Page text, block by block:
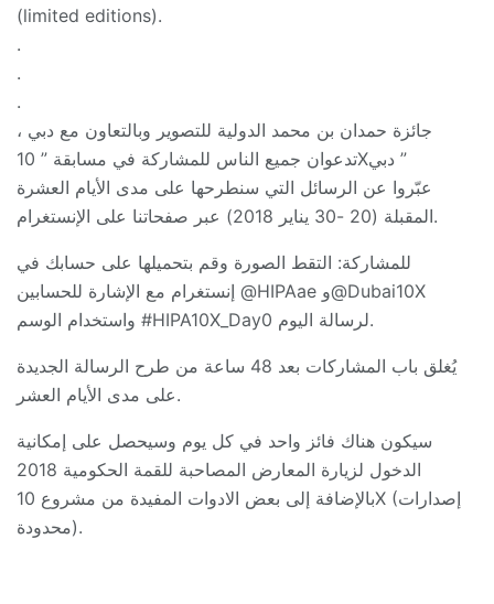
(limited editions).
.
.
.
جائزة حمدان بن محمد الدولية للتصوير وبالتعاون مع دبي ،
تدعوان جميع الناس للمشاركة في مسابقة ” 10Xدبي ”
عبّروا عن الرسائل التي سنطرحها على مدى الأيام العشرة
المقبلة (20 -30 يناير 2018) عبر صفحاتنا على الإنستغرام.
للمشاركة: التقط الصورة وقم بتحميلها على حسابك في
إنستغرام مع الإشارة للحسابين @HIPAae و@Dubai10X
واستخدام الوسم #HIPA10X_Day0 لرسالة اليوم.
يُغلق باب المشاركات بعد 48 ساعة من طرح الرسالة الجديدة
على مدى الأيام العشر.
سيكون هناك فائز واحد في كل يوم وسيحصل على إمكانية
الدخول لزيارة المعارض المصاحبة للقمة الحكومية 2018
بالإضافة إلى بعض الادوات المفيدة من مشروع 10X (إصدارات
محدودة).